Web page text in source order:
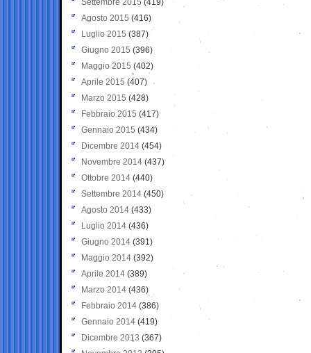
Settembre 2015 (419)
Agosto 2015 (416)
Luglio 2015 (387)
Giugno 2015 (396)
Maggio 2015 (402)
Aprile 2015 (407)
Marzo 2015 (428)
Febbraio 2015 (417)
Gennaio 2015 (434)
Dicembre 2014 (454)
Novembre 2014 (437)
Ottobre 2014 (440)
Settembre 2014 (450)
Agosto 2014 (433)
Luglio 2014 (436)
Giugno 2014 (391)
Maggio 2014 (392)
Aprile 2014 (389)
Marzo 2014 (436)
Febbraio 2014 (386)
Gennaio 2014 (419)
Dicembre 2013 (367)